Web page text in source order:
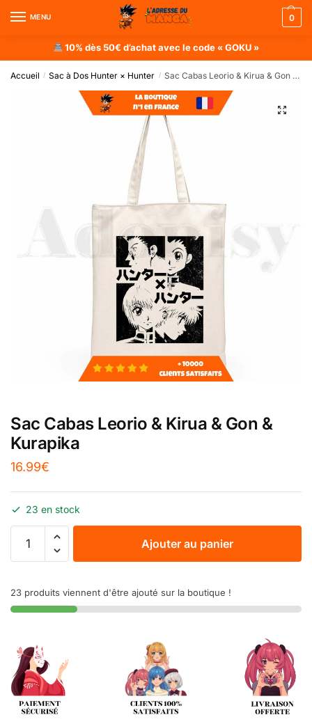
MENU 0
10% dès 50€ d’achat avec le code « GOKU »
Accueil / Sac à Dos Hunter × Hunter / Sac Cabas Leorio & Kirua & Gon & Kurapika
Sac Cabas Leorio & Kirua & Gon &
Kurapika
16.99€
23 en stock
Ajouter au panier
23 produits viennent d'être ajouté sur la boutique !